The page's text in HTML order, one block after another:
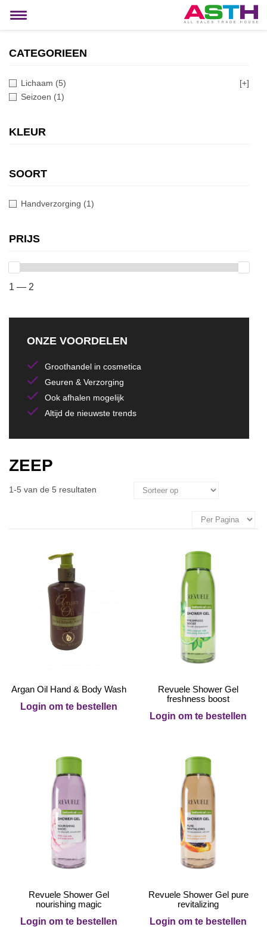
Toggle
CATEGORIEEN
Lichaam (5)
[+]
Seizoen (1)
KLEUR
SOORT
Handverzorging (1)
PRIJS
1 — 2
ONZE VOORDELEN
Groothandel in cosmetica
Geuren & Verzorging
Ook afhalen mogelijk
Altijd de nieuwste trends
ZEEP
1-5 van de 5 resultaten
Argan Oil Hand & Body Wash
Login om te bestellen
Revuele Shower Gel
freshness boost
Login om te bestellen
Revuele Shower Gel
nourishing magic
Login om te bestellen
Revuele Shower Gel pure
revitalizing
Login om te bestellen